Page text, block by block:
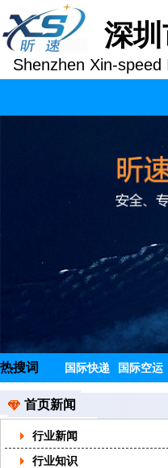
深
Shenzhen Xin-
热搜词 国际快递 国际空运
首页新闻
行业新闻
行业知识